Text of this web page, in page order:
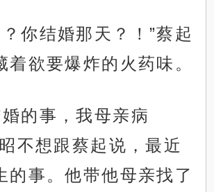
你结婚那天？！”蔡起
着欲要爆炸的火药味。
的事，我母亲病
不想跟蔡起说，最近
的事。他带他母亲找了